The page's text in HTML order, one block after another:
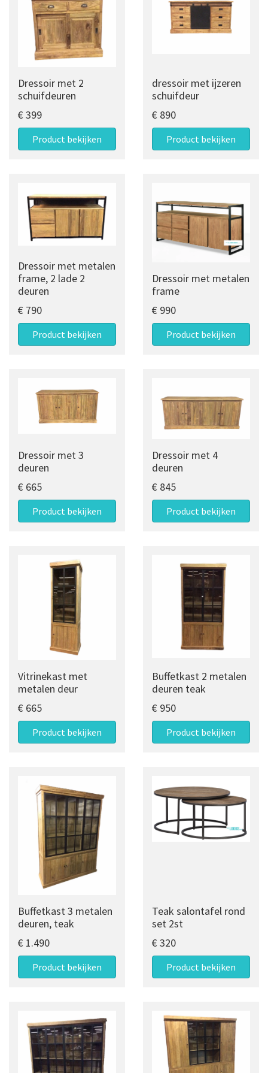
Dressoir met 2
schuifdeuren
€ 399
Product bekijken
dressoir met ijzeren
schuifdeur
€ 890
Product bekijken
Dressoir met metalen
frame, 2 lade 2
deuren
€ 790
Product bekijken
Dressoir met metalen
frame
€ 990
Product bekijken
Dressoir met 3
deuren
€ 665
Product bekijken
Dressoir met 4
deuren
€ 845
Product bekijken
Vitrinekast met
metalen deur
€ 665
Product bekijken
Buffetkast 2 metalen
deuren teak
€ 950
Product bekijken
Buffetkast 3 metalen
deuren, teak
€ 1.490
Product bekijken
Teak salontafel rond
set 2st
€ 320
Product bekijken